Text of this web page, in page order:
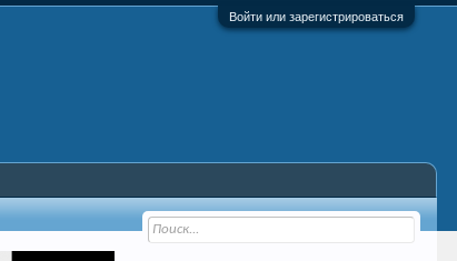
Войти или зарегистрироваться